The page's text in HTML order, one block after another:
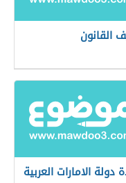
القانون
دولة الامارات العربية